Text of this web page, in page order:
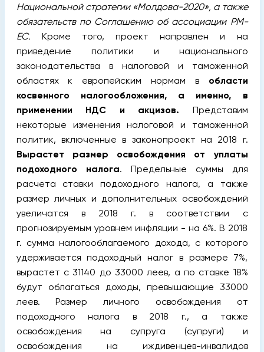
Национальной стратегии «Молдова-2020», а также
обязательств по Соглашению об ассоциации РМ-
ЕС. Кроме того, проект направлен и на
приведение политики и национального
законодательства в налоговой и таможенной
областях к европейским нормам в области
косвенного налогообложения, а именно, в
применении НДС и акцизов. Представим
некоторые изменения налоговой и таможенной
политик, включенные в законопроект на 2018 г.
Вырастет размер освобождения от уплаты
подоходного налога. Предельные суммы для
расчета ставки подоходного налога, а также
размер личных и дополнительных освобождений
увеличатся в 2018 г. в соответствии с
прогнозируемым уровнем инфляции - на 6%. В 2018
г. сумма налогооблагаемого дохода, с которого
удерживается подоходный налог в размере 7%,
вырастет с 31140 до 33000 леев, а по ставке 18%
будут облагаться доходы, превышающие 33000
леев. Размер личного освобождения от
подоходного налога в 2018 г., а также
освобождения на супруга (супруги) и
освобождения на иждивенцев-инвалидов